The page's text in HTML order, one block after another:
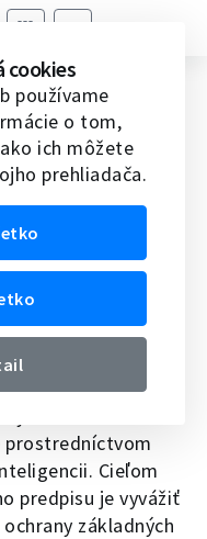
a techniky v EÚ
prostredníctvom
Cieľom
predpisu je vyvážiť
základných
cookies
používame
o tom,
ich môžete
prehliadača.